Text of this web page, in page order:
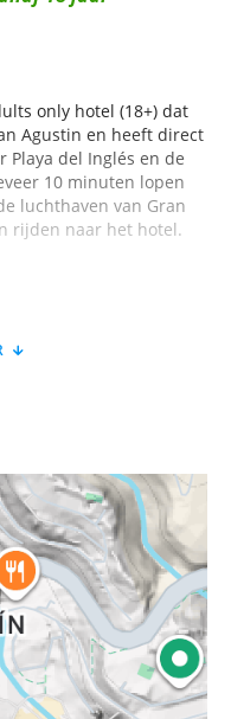
only hotel (18+) dat
Agustin en heeft direct
Playa del Inglés en de
10 minuten lopen
luchthaven van Gran
rijden naar het hotel.
is er onder andere een
en een lobbybar
la-carterestaurant met
nog eens 2
jezelf tijdens je
en blijf fit in de
yoga of pilates klas. In
2 zwembaden (1
met gratis te
handdoeken zijn
6e verdieping is er